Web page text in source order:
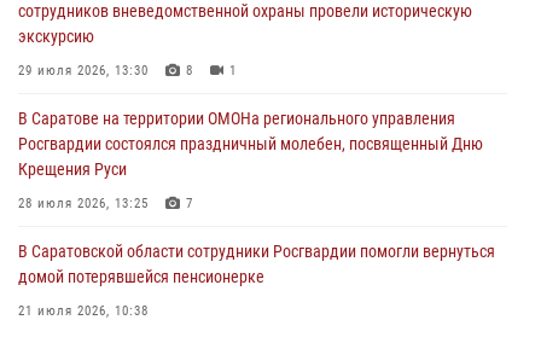
сотрудников вневедомственной охраны провели историческую
экскурсию
29 июля 2026, 13:30 8 1
В Саратове на территории ОМОНа регионального управления
Росгвардии состоялся праздничный молебен, посвященный Дню
Крещения Руси
28 июля 2026, 13:25 7
В Саратовской области сотрудники Росгвардии помогли вернуться
домой потерявшейся пенсионерке
21 июля 2026, 10:38